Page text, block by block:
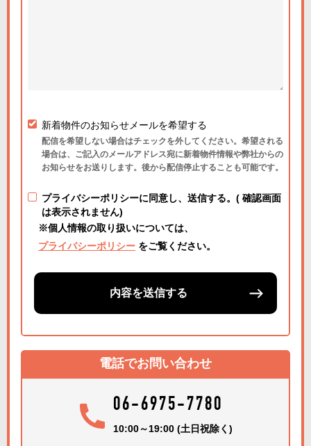
新着物件のお知らせメールを希望する
配信を希望しない場合はチェックを外してください。希望される
場合は、ご記入のメールアドレス宛に新着物件情報や弊社からの
お知らせをお送りします。後から配信停止することも可能です。
プライバシーポリシーに同意し、送信する。( 確認画面
は表示されません)
※個人情報の取り扱いについては、
プライバシーポリシー をご覧ください。
内容を送信する
電話でお問い合わせ
06-6975-7780
10:00～19:00 (土日祝除く)